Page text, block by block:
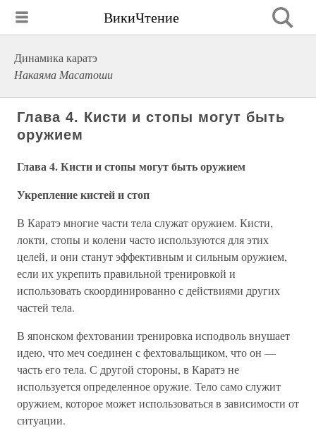
ВикиЧтение
Динамика каратэ
Накаяма Масатоши
Глава 4. Кисти и стопы могут быть
оружием
Глава 4. Кисти и стопы могут быть оружием
Укрепление кистей и стоп
В Каратэ многие части тела служат оружием. Кисти,
локти, стопы и колени часто используются для этих
целей, и они станут эффективным и сильным оружием,
если их укрепить правильной тренировкой и
использовать скоординированно с действиями других
частей тела.
В японском фехтовании тренировка исподволь внушает
идею, что меч соединен с фехтовальщиком, что он —
часть его тела. С другой стороны, в Каратэ не
используется определенное оружие. Тело само служит
оружием, которое может использоваться в зависимости от
ситуации.